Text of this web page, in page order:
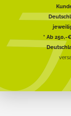
* Ab 250,-